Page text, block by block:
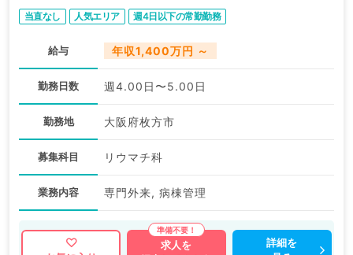
当直なし 人気エリア 週4日以下の常勤勤務
給与 年収1,400万円 ～
勤務日数 週4.00日〜5.00日
勤務地 大阪府枚方市
募集科目 リウマチ科
業務内容 専門外来, 病棟管理
求人を
詳細を